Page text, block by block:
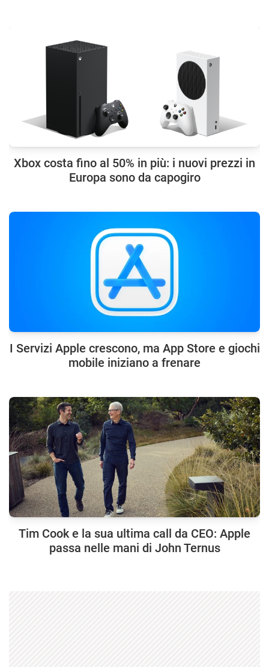
Xbox costa fino al 50% in più: i nuovi prezzi in
Europa sono da capogiro
I Servizi Apple crescono, ma App Store e giochi
mobile iniziano a frenare
Tim Cook e la sua ultima call da CEO: Apple
passa nelle mani di John Ternus